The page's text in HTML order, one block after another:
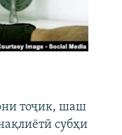
тоҷик, шаш
субҳи